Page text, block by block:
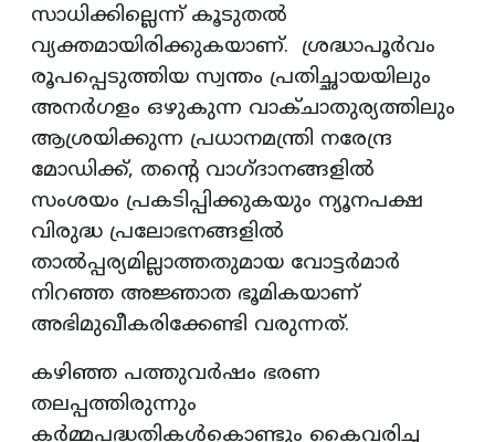
സാധിക്കില്ലെന്ന് കൂടുതൽ
വ്യക്തമായിരിക്കുകയാണ്. ശ്രദ്ധാപൂർവം
രൂപപ്പെടുത്തിയ സ്വന്തം പ്രതിച്ഛായയിലും
അനർഗളം ഒഴുകുന്ന വാക്ചാതുര്യത്തിലും
ആശ്രയിക്കുന്ന പ്രധാനമന്ത്രി നരേന്ദ്ര
മോഡിക്ക്, തൻ്റെ വാഗ്ദാനങ്ങളിൽ
സംശയം പ്രകടിപ്പിക്കുകയും ന്യൂനപക്ഷ
വിരുദ്ധ പ്രലോഭനങ്ങളിൽ
താൽപ്പര്യമില്ലാത്തതുമായ വോട്ടർമാർ
നിറഞ്ഞ അജ്ഞാത ഭൂമികയാണ്
അഭിമുഖീകരിക്കേണ്ടി വരുന്നത്.
കഴിഞ്ഞ പത്തുവർഷം ഭരണ
തലപ്പത്തിരുന്നും
കർമ്മപദ്ധതികൾകൊണ്ടും കൈവരിച്ച